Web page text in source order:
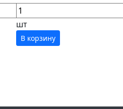
шт
В корзину